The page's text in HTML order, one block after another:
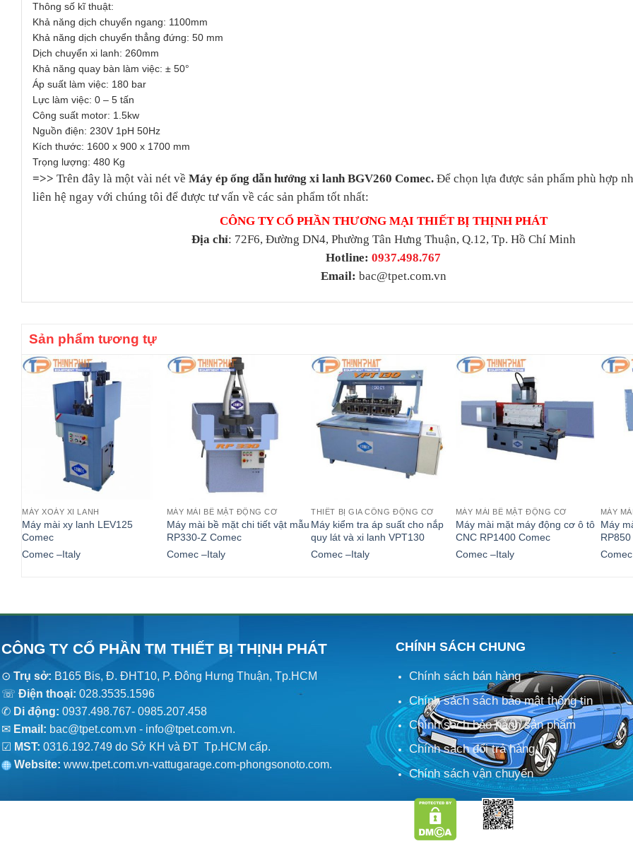
Thông số kĩ thuật:
Khả năng dịch chuyển ngang: 1100mm
Khả năng dịch chuyển thẳng đứng: 50 mm
Dịch chuyển xi lanh: 260mm
Khả năng quay bàn làm việc: ± 50°
Áp suất làm việc: 180 bar
Lực làm việc: 0 – 5 tấn
Công suất motor: 1.5kw
Nguồn điện: 230V 1pH 50Hz
Kích thước: 1600 x 900 x 1700 mm
Trọng lượng: 480 Kg
=>> Trên đây là một vài nét vềMáy ép ống dẫn hướng xi lanh BGV260 Comec. Để chọn lựa được sản phẩm phù hợp
liên hệ ngay với chúng tôi để được tư vấn về các sản phẩm tốt nhất:
CÔNG TY CỔ PHẦN THƯƠNG MẠI THIẾT BỊ THỊNH PHÁT
Địa chỉ: 72F6, Đường DN4, Phường Tân Hưng Thuận, Q.12, Tp. Hồ Chí Minh
Hotline: 0937.498.767
Email: bac@tpet.com.vn
Sản phẩm tương tự
MÁY XOÁY XI LANH
Máy mài xy lanh LEV125
Comec
Comec –Italy
MÁY MÀI BỀ MẶT ĐỘNG CƠ
Máy mài bề mặt chi tiết vật mẫu
RP330-Z Comec
Comec –Italy
THIẾT BỊ GIA CÔNG ĐỘNG CƠ
Máy kiểm tra áp suất cho nắp
quy lát và xi lanh VPT130
Comec –Italy
MÁY MÀI BỀ MẶT ĐỘNG CƠ
Máy mài mặt máy động cơ ô tô
CNC RP1400 Comec
Comec –Italy
MÁY
Máy
CÔNG TY CỔ PHẦN TM THIẾT BỊ THỊNH PHÁT
⊙ Trụ sở: B165 Bis, Đ. ĐHT10, P. Đông Hưng Thuận, Tp.HCM
☏ Điện thoại: 028.3535.1596
✆ Di động: 0937.498.767- 0985.207.458
✉ Email: bac@tpet.com.vn - info@tpet.com.vn.
☑ MST: 0316.192.749 do Sở KH và ĐT Tp.HCM cấp.
Website: www.tpet.com.vn-vattugarage.com-phongsonoto.com.
CHÍNH SÁCH CHUNG
Chính sách bán hàng
Chính sách sách bảo mật thông tin
Chính sách bảo hành sản phẩm
Chính sách đổi trả hàng
Chính sách vận chuyển